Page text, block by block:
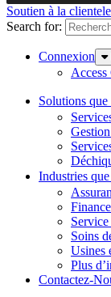
Soutien à la clientele
Search for:
Connexion
Access
Solutions
Industries
Soins
Usines
Plus
Contactez-